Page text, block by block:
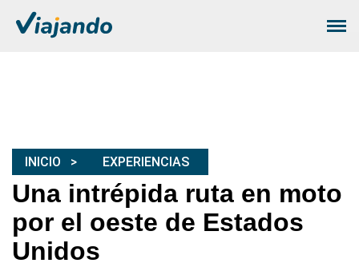
INICIO EXPERIENCIAS
Una intrépida ruta en moto
por el oeste de Estados
Unidos